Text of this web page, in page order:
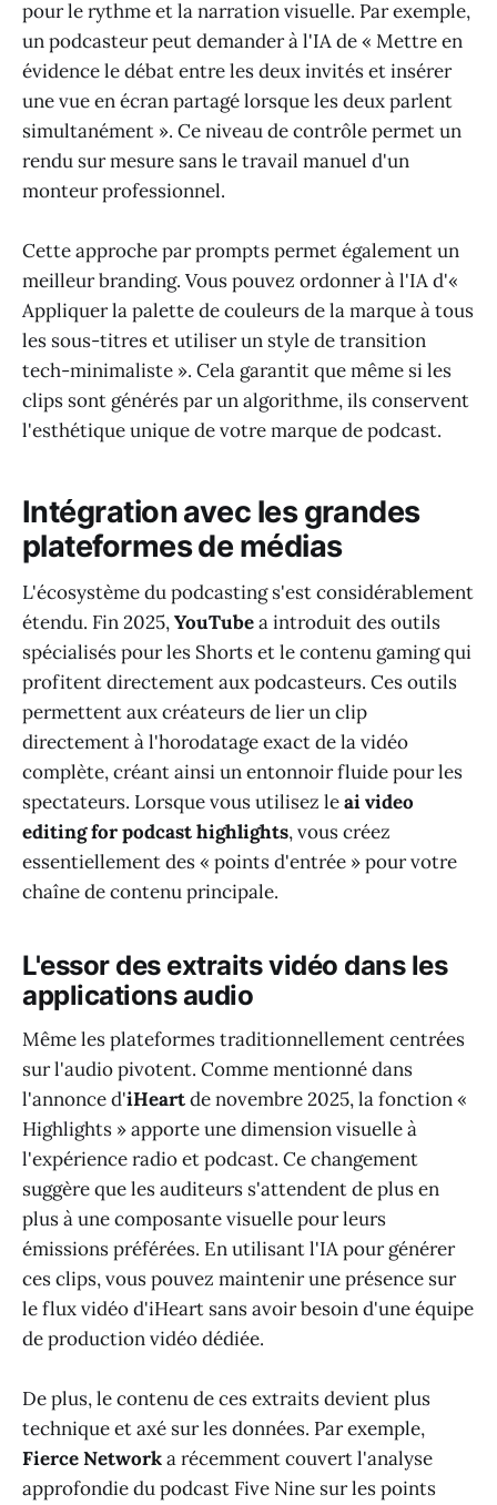
pour le rythme et la narration visuelle. Par exemple,
un podcasteur peut demander à l'IA de « Mettre en
évidence le débat entre les deux invités et insérer
une vue en écran partagé lorsque les deux parlent
simultanément ». Ce niveau de contrôle permet un
rendu sur mesure sans le travail manuel d'un
monteur professionnel.
Cette approche par prompts permet également un
meilleur branding. Vous pouvez ordonner à l'IA d'«
Appliquer la palette de couleurs de la marque à tous
les sous-titres et utiliser un style de transition
tech-minimaliste ». Cela garantit que même si les
clips sont générés par un algorithme, ils conservent
l'esthétique unique de votre marque de podcast.
Intégration avec les grandes
plateformes de médias
L'écosystème du podcasting s'est considérablement
étendu. Fin 2025,YouTubea introduit des outils
spécialisés pour les Shorts et le contenu gaming qui
profitent directement aux podcasteurs. Ces outils
permettent aux créateurs de lier un clip
directement à l'horodatage exact de la vidéo
complète, créant ainsi un entonnoir fluide pour les
spectateurs. Lorsque vous utilisez leai video
editing for podcast highlights, vous créez
essentiellement des « points d'entrée » pour votre
chaîne de contenu principale.
L'essor des extraits vidéo dans les
applications audio
Même les plateformes traditionnellement centrées
sur l'audio pivotent. Comme mentionné dans
l'annonce d'iHeartde novembre 2025, la fonction «
Highlights » apporte une dimension visuelle à
l'expérience radio et podcast. Ce changement
suggère que les auditeurs s'attendent de plus en
plus à une composante visuelle pour leurs
émissions préférées. En utilisant l'IA pour générer
ces clips, vous pouvez maintenir une présence sur
le flux vidéo d'iHeart sans avoir besoin d'une équipe
de production vidéo dédiée.
De plus, le contenu de ces extraits devient plus
technique et axé sur les données. Par exemple,
Fierce Networka récemment couvert l'analyse
approfondie du podcast Five Nine sur les points